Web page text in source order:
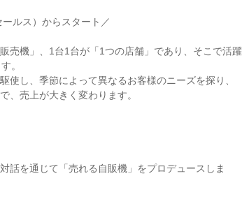
ルス）からスタート／
売機」、1台1台が「1つの店舗」であり、そこで活躍
。
使し、季節によって異なるお客様のニーズを探り、
、売上が大きく変わります。
話を通じて「売れる自販機」をプロデュースしま